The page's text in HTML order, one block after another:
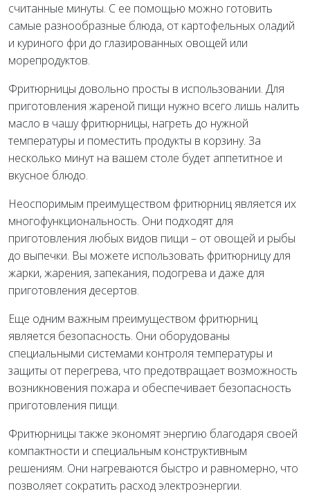
считанные минуты. С ее помощью можно готовить
самые разнообразные блюда, от картофельных оладий
и куриного фри до глазированных овощей или
морепродуктов.
Фритюрницы довольно просты в использовании. Для
приготовления жареной пищи нужно всего лишь налить
масло в чашу фритюрницы, нагреть до нужной
температуры и поместить продукты в корзину. За
несколько минут на вашем столе будет аппетитное и
вкусное блюдо.
Неоспоримым преимуществом фритюрниц является их
многофункциональность. Они подходят для
приготовления любых видов пищи – от овощей и рыбы
до выпечки. Вы можете использовать фритюрницу для
жарки, жарения, запекания, подогрева и даже для
приготовления десертов.
Еще одним важным преимуществом фритюрниц
является безопасность. Они оборудованы
специальными системами контроля температуры и
защиты от перегрева, что предотвращает возможность
возникновения пожара и обеспечивает безопасность
приготовления пищи.
Фритюрницы также экономят энергию благодаря своей
компактности и специальным конструктивным
решениям. Они нагреваются быстро и равномерно, что
позволяет сократить расход электроэнергии.